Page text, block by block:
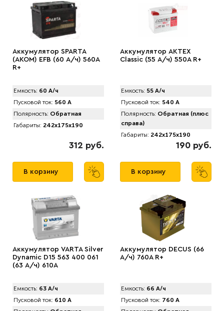
Аккумулятор SPARTA
(АKOM) EFB (60 А/ч) 560A
R+
Емкость: 60 А/ч
Пусковой ток: 560 А
Полярность: Обратная
Габариты: 242x175x190
312 руб.
В корзину
Аккумулятор АКТЕХ
Classic (55 А/ч) 550A R+
Емкость: 55 А/ч
Пусковой ток: 540 А
Полярность: Обратная (плюс
справа)
Габариты: 242x175x190
190 руб.
В корзину
Аккумулятор VARTA Silver
Dynamic D15 563 400 061
(63 А/ч) 610А
Емкость: 63 А/ч
Пусковой ток: 610 А
Аккумулятор DECUS (66
А/ч) 760A R+
Емкость: 66 А/ч
Пусковой ток: 760 А